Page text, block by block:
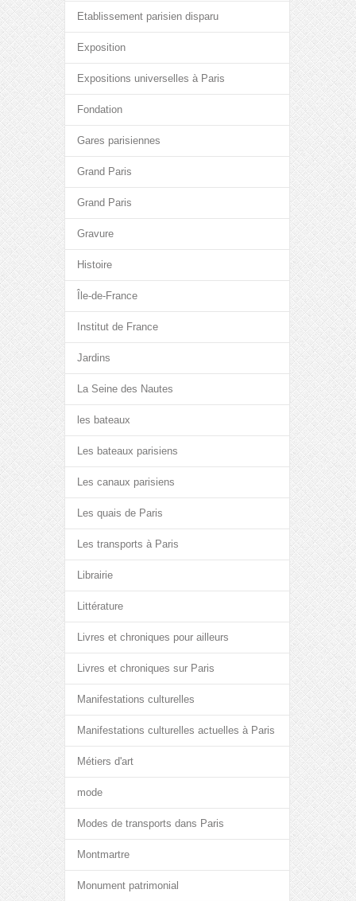
Etablissement parisien disparu
Exposition
Expositions universelles à Paris
Fondation
Gares parisiennes
Grand Paris
Grand Paris
Gravure
Histoire
Île-de-France
Institut de France
Jardins
La Seine des Nautes
les bateaux
Les bateaux parisiens
Les canaux parisiens
Les quais de Paris
Les transports à Paris
Librairie
Littérature
Livres et chroniques pour ailleurs
Livres et chroniques sur Paris
Manifestations culturelles
Manifestations culturelles actuelles à Paris
Métiers d'art
mode
Modes de transports dans Paris
Montmartre
Monument patrimonial